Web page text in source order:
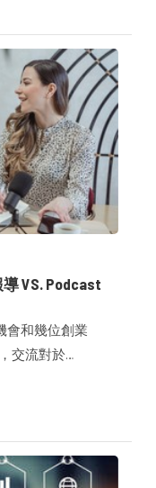
VS. Podcast
會和幾位創業
交流對於
工作經驗中，